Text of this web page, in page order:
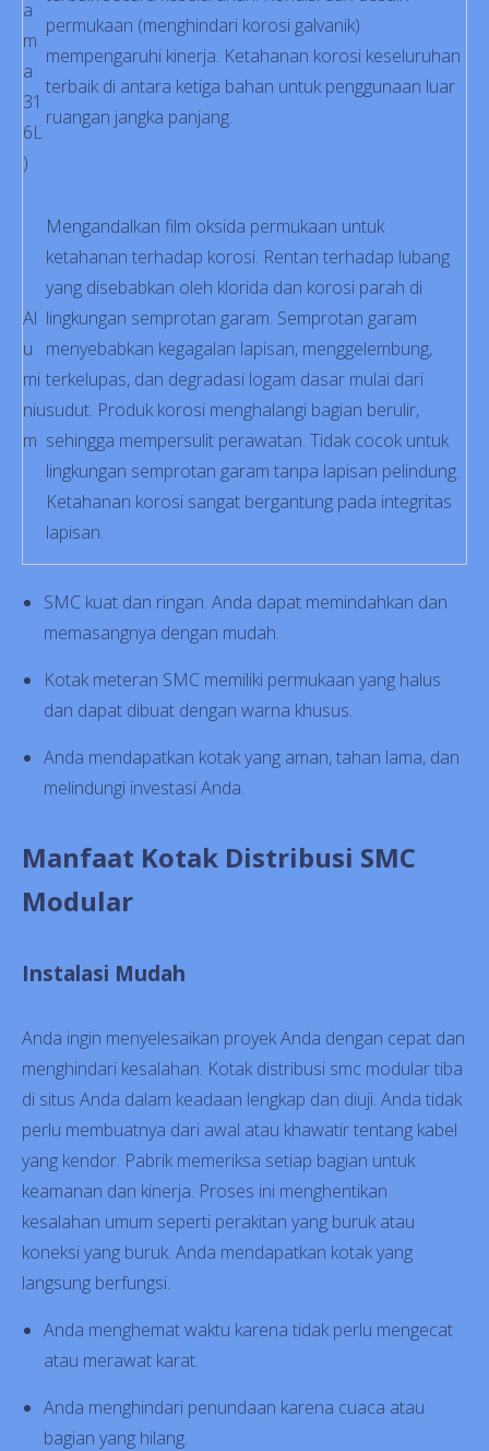
a
m
a
31
6L
)
permukaan (menghindari korosi galvanik)
mempengaruhi kinerja. Ketahanan korosi keseluruhan
terbaik di antara ketiga bahan untuk penggunaan luar
ruangan jangka panjang.
Al
u
mi
niu
m
Mengandalkan film oksida permukaan untuk
ketahanan terhadap korosi. Rentan terhadap lubang
yang disebabkan oleh klorida dan korosi parah di
lingkungan semprotan garam. Semprotan garam
menyebabkan kegagalan lapisan, menggelembung,
terkelupas, dan degradasi logam dasar mulai dari
sudut. Produk korosi menghalangi bagian berulir,
sehingga mempersulit perawatan. Tidak cocok untuk
lingkungan semprotan garam tanpa lapisan pelindung.
Ketahanan korosi sangat bergantung pada integritas
lapisan.
SMC kuat dan ringan. Anda dapat memindahkan dan
memasangnya dengan mudah.
Kotak meteran SMC memiliki permukaan yang halus
dan dapat dibuat dengan warna khusus.
Anda mendapatkan kotak yang aman, tahan lama, dan
melindungi investasi Anda.
Manfaat Kotak Distribusi SMC
Modular
Instalasi Mudah
Anda ingin menyelesaikan proyek Anda dengan cepat dan
menghindari kesalahan. Kotak distribusi smc modular tiba
di situs Anda dalam keadaan lengkap dan diuji. Anda tidak
perlu membuatnya dari awal atau khawatir tentang kabel
yang kendor. Pabrik memeriksa setiap bagian untuk
keamanan dan kinerja. Proses ini menghentikan
kesalahan umum seperti perakitan yang buruk atau
koneksi yang buruk. Anda mendapatkan kotak yang
langsung berfungsi.
Anda menghemat waktu karena tidak perlu mengecat
atau merawat karat.
Anda menghindari penundaan karena cuaca atau
bagian yang hilang.